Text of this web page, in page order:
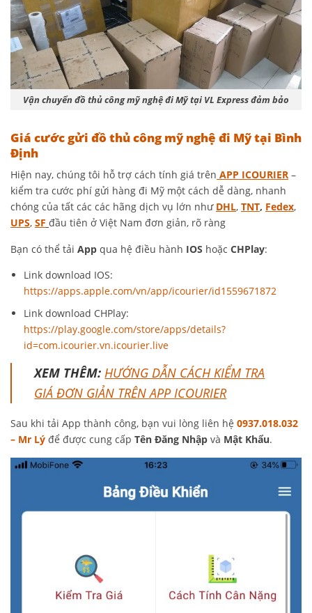
Vận chuyển đồ thủ công mỹ nghệ đi Mỹ tại VL Express đảm bảo
Giá cước gửi đồ thủ công mỹ nghệ đi Mỹ tại Bình
Định
Hiện nay, chúng tôi hỗ trợ cách tính giá trên APP ICOURIER –
kiểm tra cước phí gửi hàng đi Mỹ một cách dễ dàng, nhanh
chóng của tất các các hãng dịch vụ lớn như DHL, TNT, Fedex,
UPS, SF đầu tiên ở Việt Nam đơn giản, rõ ràng
Bạn có thể tải App qua hệ điều hành IOS hoặc CHPlay:
Link download IOS:
https://apps.apple.com/vn/app/icourier/id1559671872
Link download CHPlay:
https://play.google.com/store/apps/details?
id=com.icourier.vn.icourier.live
XEM THÊM: HƯỚNG DẪN CÁCH KIỂM TRA
GIÁ ĐƠN GIẢN TRÊN APP ICOURIER
Sau khi tải App thành công, bạn vui lòng liên hệ 0937.018.032
– Mr Lý để được cung cấp Tên Đăng Nhập và Mật Khẩu.